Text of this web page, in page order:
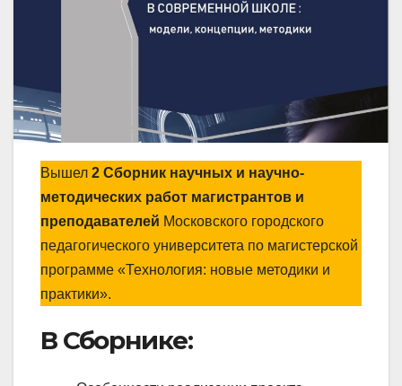
Вышел 2 Сборник научных и научно-
методических работ магистрантов и
преподавателей Московского городского
педагогического университета по магистерской
программе «Технология: новые методики и
практики».
В Сборнике: